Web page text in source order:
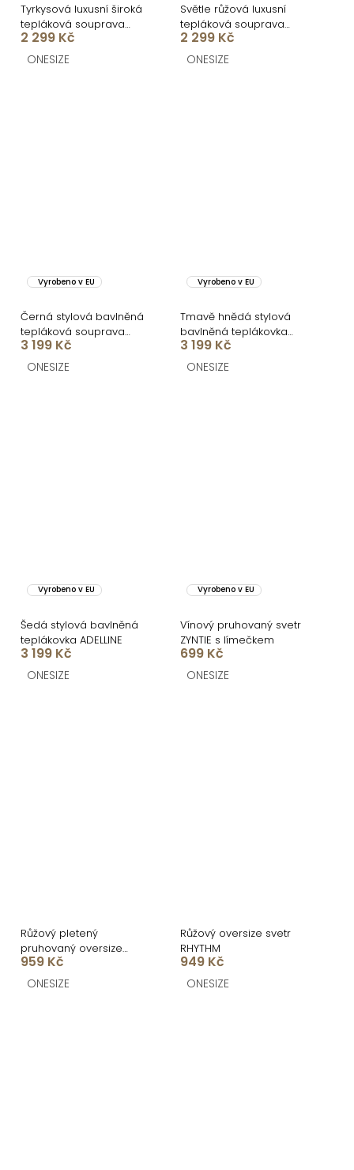
Tyrkysová luxusní široká
tepláková souprava
MATHUA
2 299 Kč
ONESIZE
Světle růžová luxusní
tepláková souprava
MATHUA
2 299 Kč
ONESIZE
Vyrobeno v EU
Černá stylová bavlněná
tepláková souprava
ADELLINE
3 199 Kč
ONESIZE
Vyrobeno v EU
Tmavě hnědá stylová
bavlněná teplákovka
ADELLINE
3 199 Kč
ONESIZE
Vyrobeno v EU
Šedá stylová bavlněná
teplákovka ADELLINE
3 199 Kč
ONESIZE
Vyrobeno v EU
Vínový pruhovaný svetr
ZYNTIE s límečkem
699 Kč
ONESIZE
Růžový pletený
pruhovaný oversize
cardigan GRENTO
959 Kč
ONESIZE
Růžový oversize svetr
RHYTHM
949 Kč
ONESIZE